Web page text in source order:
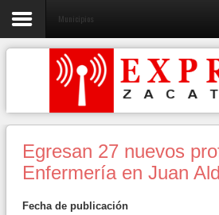
Municipios
Egresan 27 nuevos
Enfermería en Juan
Fecha de publicación